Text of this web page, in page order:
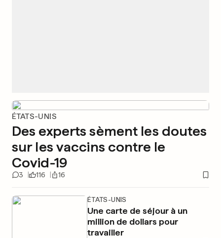
ÉTATS-UNIS
Des experts sèment les doutes
sur les vaccins contre le
Covid-19
3 116 16
ÉTATS-UNIS
Une carte de séjour à un
million de dollars pour
travailler